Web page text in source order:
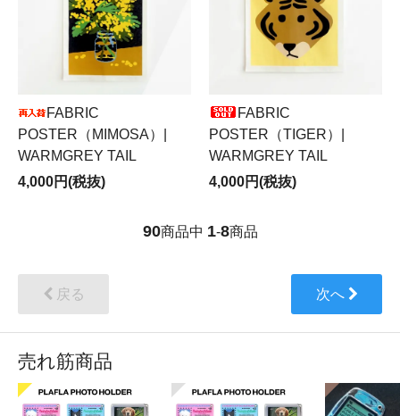
FABRIC
POSTER（MIMOSA）|
WARMGREY TAIL
4,000円(税抜)
FABRIC
POSTER（TIGER）|
WARMGREY TAIL
4,000円(税抜)
90商品中 1-8商品
戻る 次へ
売れ筋商品